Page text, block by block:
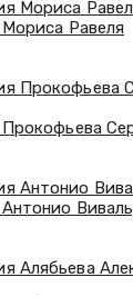
Равеля